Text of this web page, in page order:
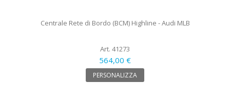
Centrale Rete di Bordo (BCM) Highline - Audi MLB
Art. 41273
564,00 €
PERSONALIZZA